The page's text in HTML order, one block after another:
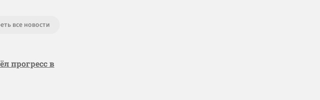
все новости
прогресс в